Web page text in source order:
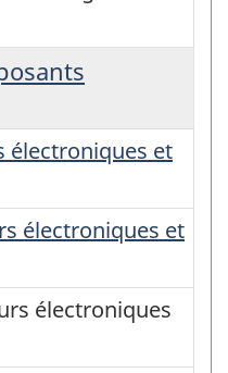
électroniques et
électroniques et
électroniques